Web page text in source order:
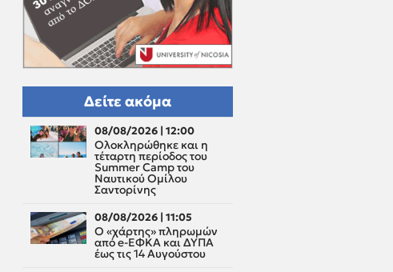
Δείτε ακόμα
08/08/2026 | 12:00
Oλοκληρώθηκε και η
τέταρτη περίοδος του
Summer Camp του
Ναυτικού Ομίλου
Σαντορίνης
08/08/2026 | 11:05
Ο «χάρτης» πληρωμών
από e-ΕΦΚΑ και ΔΥΠΑ
έως τις 14 Αυγούστου